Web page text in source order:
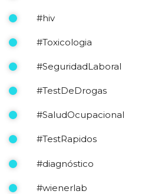
#hiv
#Toxicologia
#SeguridadLaboral
#TestDeDrogas
#SaludOcupacional
#TestRapidos
#diagnóstico
#wienerlab